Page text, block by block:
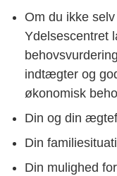
Om du ikke
Ydelsescentret
indtægter og
økonomisk
Din og din
Din
Din mulighed